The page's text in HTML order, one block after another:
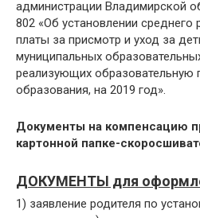
администрации Владимирской
802 «Об установлении среднего
платы за присмотр и уход за
муниципальных
реализующих образовательную
образования, на 2019 год».
Документы на компенсацию
картонной папке-
ДОКУМЕНТЫ для
1) заявление родителя по